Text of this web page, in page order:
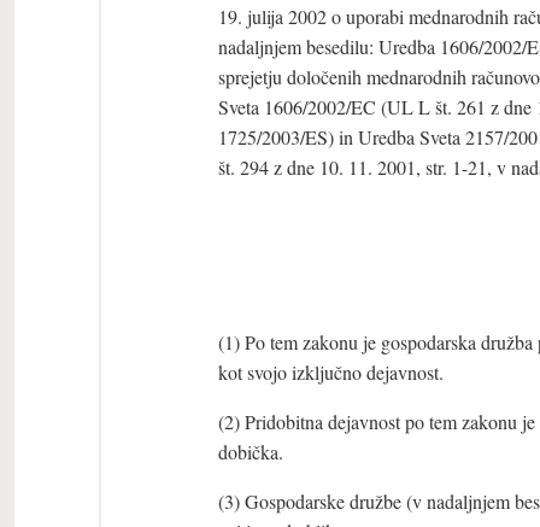
19. julija 2002 o uporabi mednarodnih
nadaljnjem besedilu: Uredba 1606/2002/
sprejetju določenih mednarodnih
Sveta 1606/2002/EC (UL L št. 261 z dne
1725/2003/ES) in Uredba Sveta 2157/
št. 294 z dne 10. 11. 2001, str. 1-21, v
(1) Po tem zakonu je gospodarska
kot svojo izključno dejavnost.
(2) Pridobitna dejavnost po tem zakonu
dobička.
(3) Gospodarske družbe (v nadaljnjem